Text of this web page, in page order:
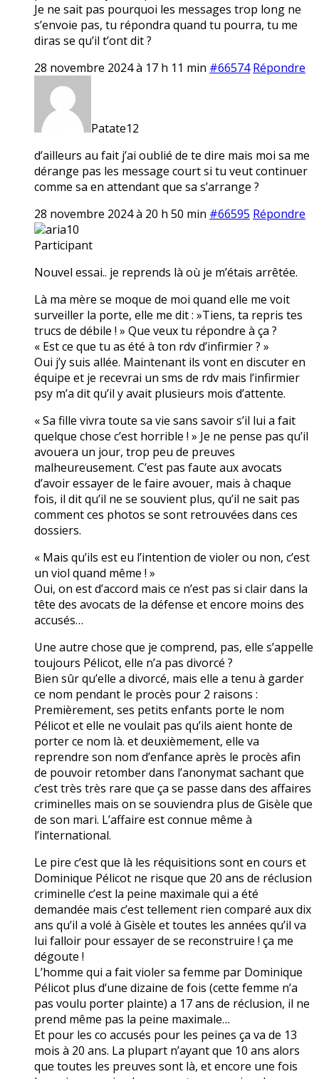
Je ne sait pas pourquoi les messages trop long ne
s’envoie pas, tu répondra quand tu pourra, tu me
diras se qu’il t’ont dit ?
28 novembre 2024 à 17 h 11 min #66574 Répondre
Patate12
d’ailleurs au fait j’ai oublié de te dire mais moi sa me
dérange pas les message court si tu veut continuer
comme sa en attendant que sa s’arrange ?
28 novembre 2024 à 20 h 50 min #66595 Répondre
aria10
Participant
Nouvel essai.. je reprends là où je m’étais arrêtée.
Là ma mère se moque de moi quand elle me voit
surveiller la porte, elle me dit : »Tiens, ta repris tes
trucs de débile ! » Que veux tu répondre à ça ?
« Est ce que tu as été à ton rdv d’infirmier ? »
Oui j’y suis allée. Maintenant ils vont en discuter en
équipe et je recevrai un sms de rdv mais l’infirmier
psy m’a dit qu’il y avait plusieurs mois d’attente.
« Sa fille vivra toute sa vie sans savoir s’il lui a fait
quelque chose c’est horrible ! » Je ne pense pas qu’il
avouera un jour, trop peu de preuves
malheureusement. C’est pas faute aux avocats
d’avoir essayer de le faire avouer, mais à chaque
fois, il dit qu’il ne se souvient plus, qu’il ne sait pas
comment ces photos se sont retrouvées dans ces
dossiers.
« Mais qu’ils est eu l’intention de violer ou non, c’est
un viol quand même ! »
Oui, on est d’accord mais ce n’est pas si clair dans la
tête des avocats de la défense et encore moins des
accusés…
Une autre chose que je comprend, pas, elle s’appelle
toujours Pélicot, elle n’a pas divorcé ?
Bien sûr qu’elle a divorcé, mais elle a tenu à garder
ce nom pendant le procès pour 2 raisons :
Premièrement, ses petits enfants porte le nom
Pélicot et elle ne voulait pas qu’ils aient honte de
porter ce nom là. et deuxièmement, elle va
reprendre son nom d’enfance après le procès afin
de pouvoir retomber dans l’anonymat sachant que
c’est très très rare que ça se passe dans des affaires
criminelles mais on se souviendra plus de Gisèle que
de son mari. L’affaire est connue même à
l’international.
Le pire c’est que là les réquisitions sont en cours et
Dominique Pélicot ne risque que 20 ans de réclusion
criminelle c’est la peine maximale qui a été
demandée mais c’est tellement rien comparé aux dix
ans qu’il a volé à Gisèle et toutes les années qu’il va
lui falloir pour essayer de se reconstruire ! ça me
dégoute !
L’homme qui a fait violer sa femme par Dominique
Pélicot plus d’une dizaine de fois (cette femme n’a
pas voulu porter plainte) a 17 ans de réclusion, il ne
prend même pas la peine maximale…
Et pour les co accusés pour les peines ça va de 13
mois à 20 ans. La plupart n’ayant que 10 ans alors
que toutes les preuves sont là, et encore une fois